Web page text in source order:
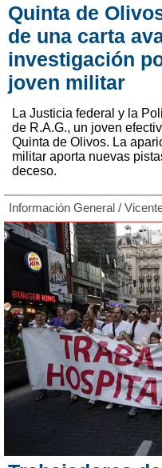
Quinta de
de una carta
investigación
joven militar
La Justicia federal y la
de R.A.G., un joven
Quinta de Olivos. La
militar aporta nuevas
deceso.
Información General /